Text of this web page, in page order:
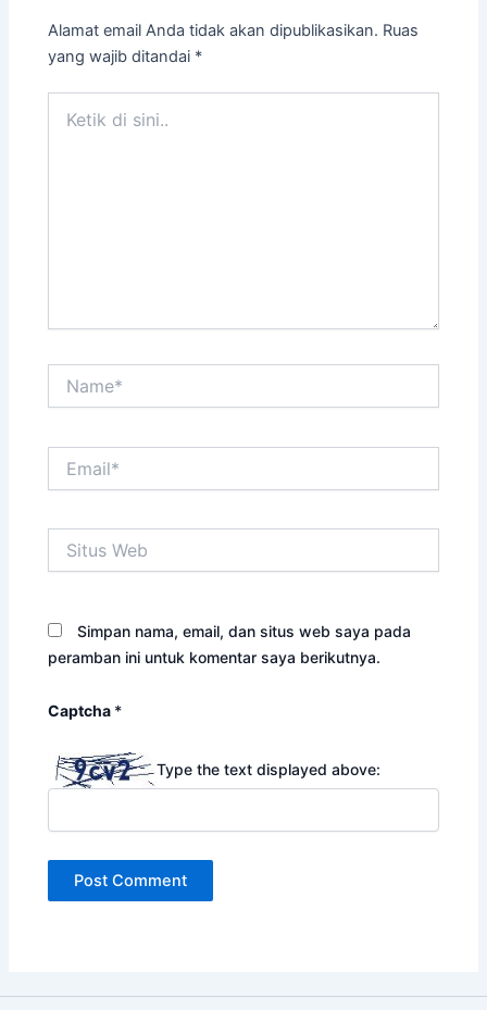
Alamat email Anda tidak akan dipublikasikan. Ruas
yang wajib ditandai *
Web
Simpan nama, email, dan situs web saya pada
peramban ini untuk komentar saya berikutnya.
Captcha *
Type the text displayed above: